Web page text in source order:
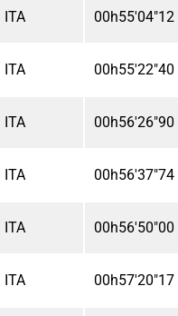
ITA 00h55'04"12
ITA 00h55'22"40
ITA 00h56'26"90
ITA 00h56'37"74
ITA 00h56'50"00
ITA 00h57'20"17